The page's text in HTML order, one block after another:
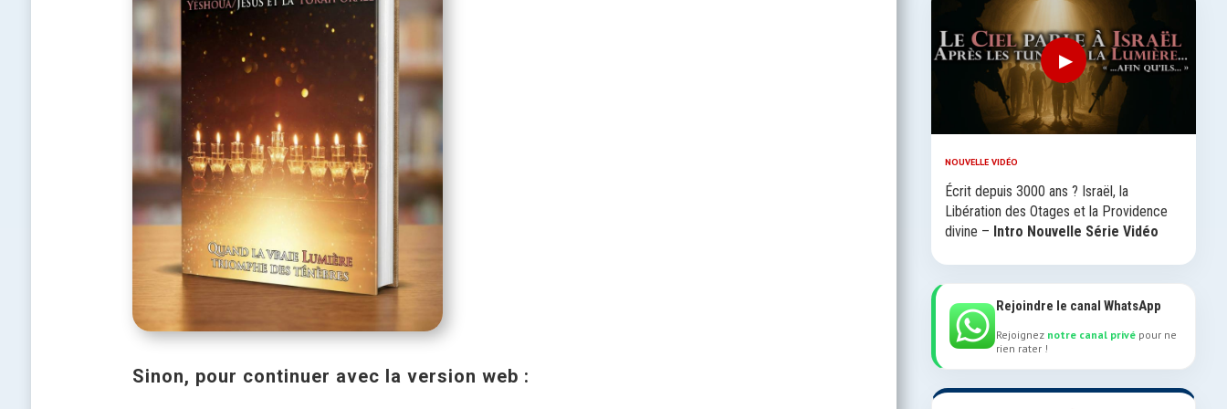
Sinon, pour continuer avec la version web :
▶
NOUVELLE VIDÉO
Écrit depuis 3000 ans ? Israël, la
Libération des Otages et la Providence
divine – Intro Nouvelle Série Vidéo
Rejoindre le canal WhatsApp
Rejoignez notre canal privé pour ne
rien rater !